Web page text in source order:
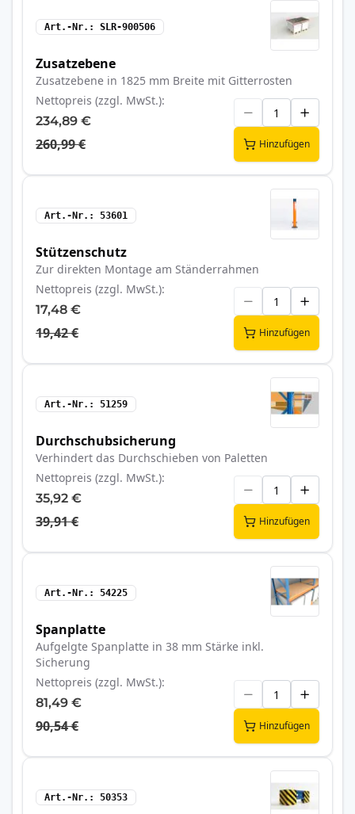
Art.-Nr. SLR-900506
Zusatzebene
Zusatzebene in 1825 mm Breite mit Gitterrosten
Nettopreis (zzgl. MwSt.)
234,89 €
260,99 € Hinzufügen
Art.-Nr. 53601
Stützenschutz
Zur direkten Montage am Ständerrahmen
Nettopreis (zzgl. MwSt.)
17,48 €
19,42 € Hinzufügen
Art.-Nr. 51259
Durchschubsicherung
Verhindert das Durchschieben von Paletten
Nettopreis (zzgl. MwSt.)
35,92 €
39,91 € Hinzufügen
Art.-Nr. 54225
Spanplatte
Aufgelgte Spanplatte in 38 mm Stärke inkl.
Sicherung
Nettopreis (zzgl. MwSt.)
81,49 €
90,54 € Hinzufügen
Art.-Nr. 50353